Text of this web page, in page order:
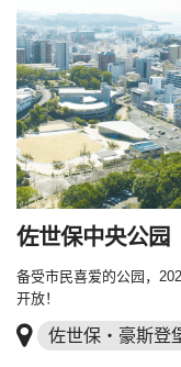
佐世保中央公园
备受市民喜爱的公园，
开放！
佐世保・豪斯登